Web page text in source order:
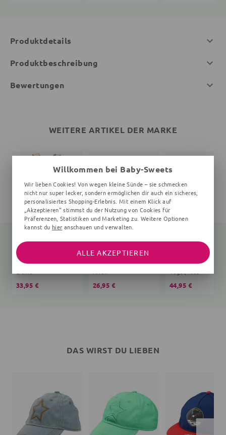
Produktdetails
Produktbeschreibung
Bewertungen
WEITERE ARTIKEL DER MARKE
Schlafsack Bär Teddy
creme
33,95 €
T-Shirt
Affen
26,95 €
Vögel, rosa
44,95 €
DAS WIRST DU LIEBEN
Willkommen bei Baby-Sweets
Wir lieben Cookies! Von wegen kleine Sünde – sie schmecken
nicht nur super lecker, sondern ermöglichen dir auch ein sicheres,
personalisiertes Shopping-Erlebnis. Mit einem Klick auf
„Akzeptieren“ stimmst du der Nutzung von Cookies für
Präferenzen, Statistiken und Marketing zu. Weitere Optionen
kannst du hier anschauen und verwalten.
ALLE AKZEPTIEREN